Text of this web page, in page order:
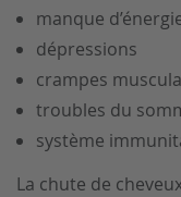
manque
dépressions
crampes
troubles du
système
La chute de